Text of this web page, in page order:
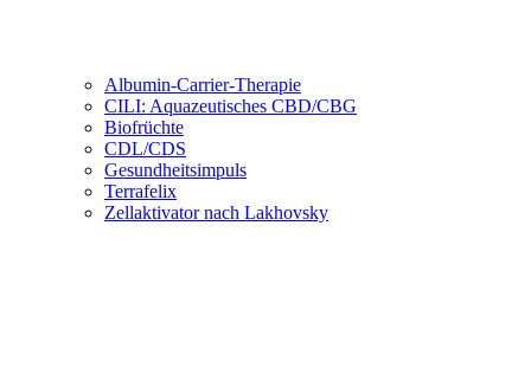
Albumin-Carrier-Therapie
CILI: Aquazeutisches CBD/CBG
Biofrüchte
CDL/CDS
Gesundheitsimpuls
Terrafelix
Zellaktivator nach Lakhovsky